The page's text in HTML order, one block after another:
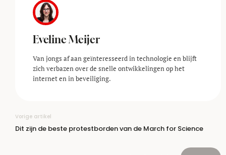
Eveline Meijer
Van jongs af aan geïnteresseerd in technologie en blijft
zich verbazen over de snelle ontwikkelingen op het
internet en in beveiliging.
Vorige artikel
Dit zijn de beste protestborden van de March for Science